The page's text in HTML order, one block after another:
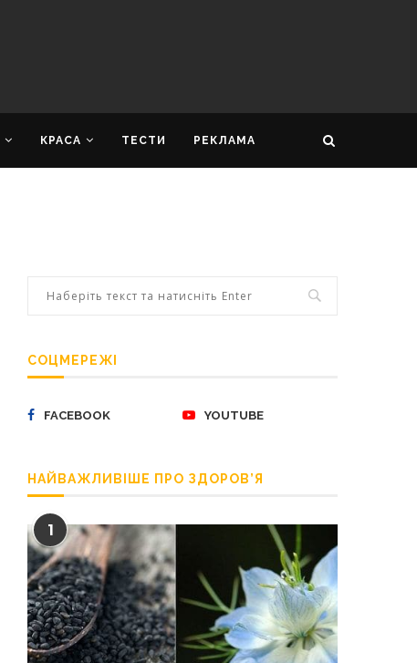
КРАСА ТЕСТИ РЕКЛАМА
СОЦМЕРЕЖІ
FACEBOOK YOUTUBE
НАЙВАЖЛИВІШЕ ПРО ЗДОРОВ’Я
1